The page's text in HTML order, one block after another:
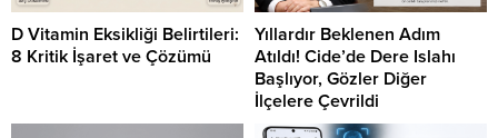
D Vitamin Eksikliği Belirtileri:
8 Kritik İşaret ve Çözümü
Yıllardır Beklenen Adım
Atıldı! Cide’de Dere Islahı
Başlıyor, Gözler Diğer
İlçelere Çevrildi